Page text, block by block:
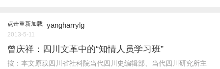
点击重新加载 yangharrylg
2013-5-11
曾庆祥：四川文革中的“知情人员学习班”
按：本文原载四川省社科院当代四川史编辑部、当代四川研究所主